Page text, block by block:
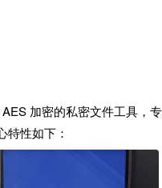
加密的私密文件工具，
特性如下：